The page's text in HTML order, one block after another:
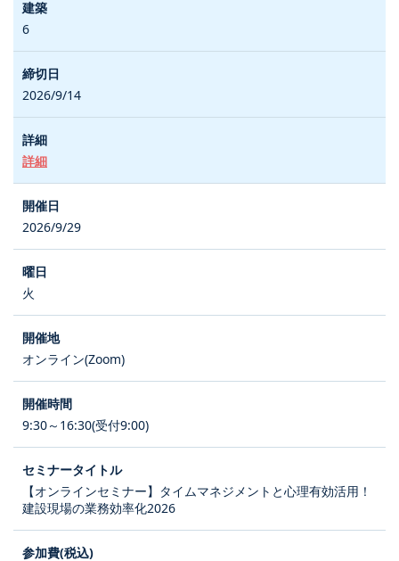
6
2026/9/14
詳細
2026/9/29
火
オンライン(Zoom)
9:30～16:30(受付9:00)
【オンラインセミナー】タイムマネジメントと心理有効活用！
建設現場の業務効率化2026